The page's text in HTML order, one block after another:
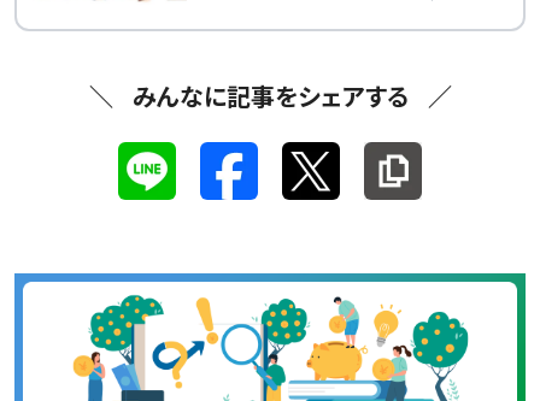
みんなに記事をシェアする